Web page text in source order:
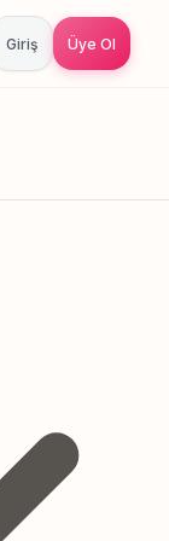
Giriş Üye Ol